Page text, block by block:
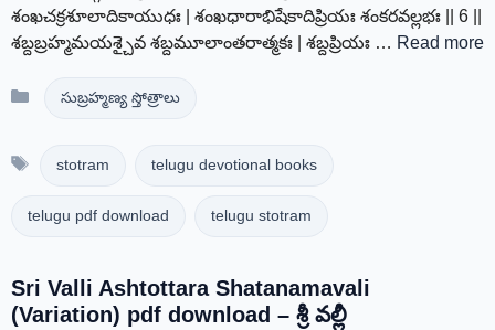
శంఖచక్రశూలాదికాయుధః | శంఖధారాభిషేకాదిప్రియః శంకరవల్లభః || 6 ||
శబ్దబ్రహ్మమయశ్చైవ శబ్దమూలాంతరాత్మకః | శబ్దప్రియః … Read more
Categories
సుబ్రహ్మణ్య స్తోత్రాలు
Tagsstotram telugu devotional books
telugu pdf download telugu stotram
Sri Valli Ashtottara Shatanamavali
(Variation) pdf download – శ్రీ వల్లీ